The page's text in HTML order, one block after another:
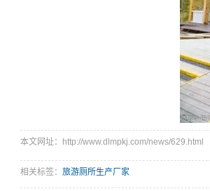
本文网址：http://www.dlmpkj.com/news/629.html
相关标签： 旅游厕所生产厂家